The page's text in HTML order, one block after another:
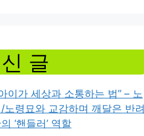
글
이가 세상과 소통하는 법” – 노
노령묘와 교감하며 깨달은 반려
‘핸들러’ 역할